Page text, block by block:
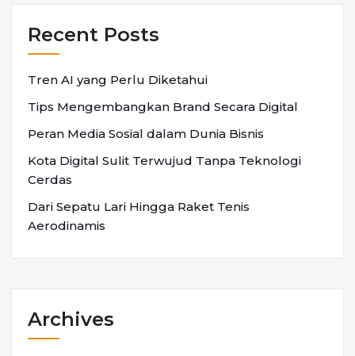
Recent Posts
Tren AI yang Perlu Diketahui
Tips Mengembangkan Brand Secara Digital
Peran Media Sosial dalam Dunia Bisnis
Kota Digital Sulit Terwujud Tanpa Teknologi
Cerdas
Dari Sepatu Lari Hingga Raket Tenis
Aerodinamis
Archives